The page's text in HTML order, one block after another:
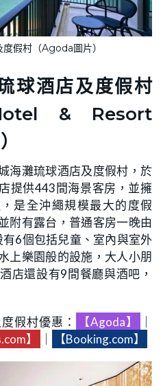
假村（Agoda圖片）
球酒店及度假村
& Resort
海灘琉球酒店及度假村，於
提供443間海景客房，並擁
是全沖繩規模最大的度假
附有露台，普通客房一晚由
6個包括兒童、室內與室外
上樂園般的設施，大人小朋
店還設有9間餐廳與酒吧，
假村優惠： 【Agoda】
】 【Booking.com】